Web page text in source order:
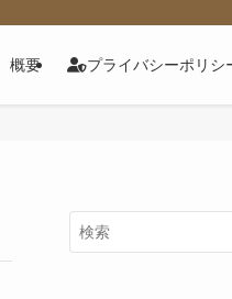
概要 プライバシーポリシ